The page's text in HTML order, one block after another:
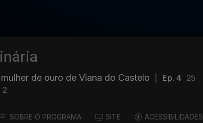
de ouro de Viana do Castelo Ep. 4 25
2
SOBRE O PROGRAMA SITE ACESSIBILIDADES